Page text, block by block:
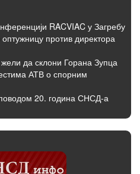
RACVIAC у Загребу
против директора
жели да склони Горана Зупца
АТВ о спорним
20. година СНСД-а